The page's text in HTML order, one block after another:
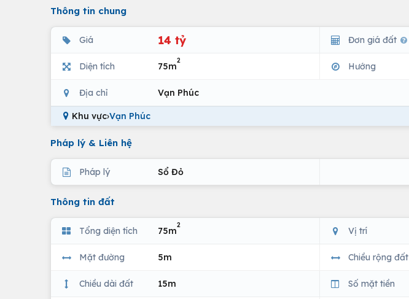
Thông tin chung
Giá 14 tỷ Đơn giá đất
Diện tích 75m
2
Hướng
Địa chỉ Vạn Phúc
Khu vực›Vạn Phúc
Pháp lý & Liên hệ
Pháp lý Sổ Đỏ
Thông tin đất
Tổng diện tích 75m
2
Vị trí
Mặt đường 5m Chiều rộng đất
Chiều dài đất 15m Số mặt tiền